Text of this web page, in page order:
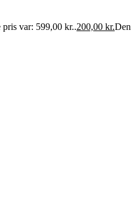
var: 599,00 kr..200,00 kr.Den